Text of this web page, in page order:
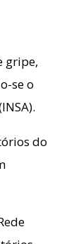
gripe,
se o
do